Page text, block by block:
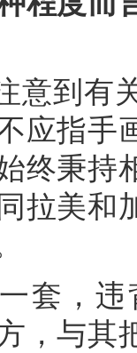
意到有
应指手
终秉持
拉美和
套，
，与其